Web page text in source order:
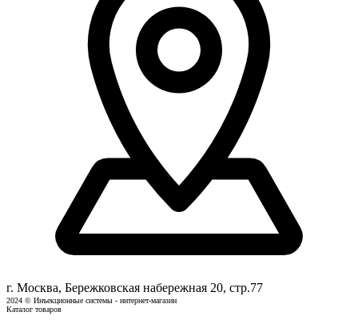
г. Москва, Бережковская набережная 20, стр.77
2024 © Инъекционные системы - интернет-магазин
Каталог товаров